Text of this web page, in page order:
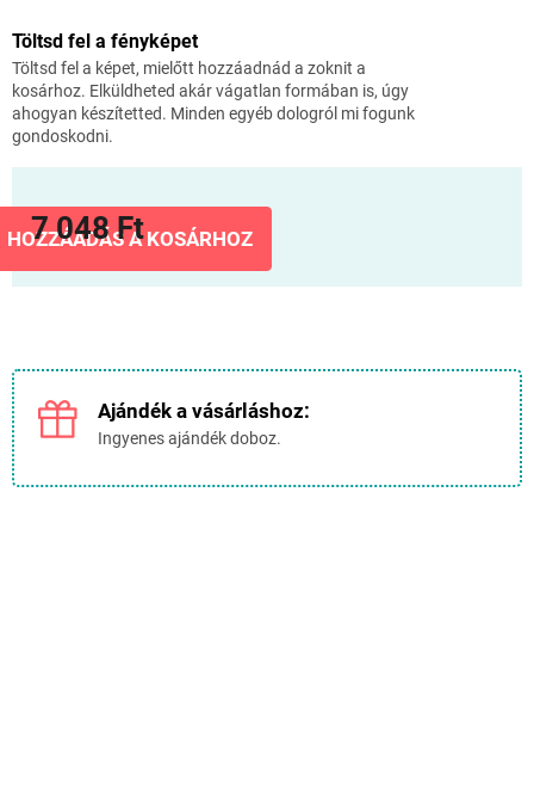
7 048 Ft
Töltsd fel a fényképet
Töltsd fel a képet, mielőtt hozzáadnád a zoknit a
kosárhoz. Elküldheted akár vágatlan formában is, úgy
ahogyan készítetted. Minden egyéb dologról mi fogunk
gondoskodni.
HOZZÁADÁS A KOSÁRHOZ
Ajándék a vásárláshoz:
Ingyenes ajándék doboz.